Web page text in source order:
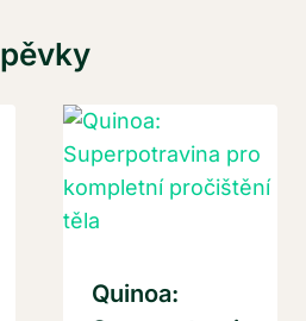
Quinoa: